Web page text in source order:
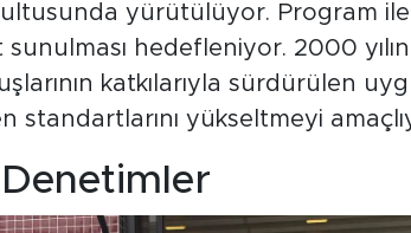
yürütülüyor. Program ile
sunulması hedefleniyor. 2000
katkılarıyla sürdürülen
standartlarını yükseltmeyi